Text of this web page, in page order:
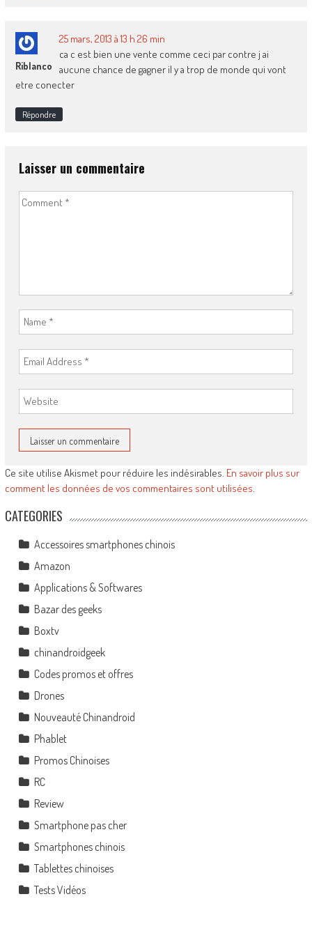
Riblanco
25 mars, 2013 à 13 h 26 min
ca c est bien une vente comme ceci par contre j ai
aucune chance de gagner il y a trop de monde qui vont
etre conecter
Répondre
Laisser un commentaire
Ce site utilise Akismet pour réduire les indésirables. En savoir plus sur
comment les données de vos commentaires sont utilisées
CATEGORIES
Accessoires smartphones chinois
Amazon
Applications & Softwares
Bazar des geeks
Boxtv
chinandroidgeek
Codes promos et offres
Drones
Nouveauté Chinandroid
Phablet
Promos Chinoises
RC
Review
Smartphone pas cher
Smartphones chinois
Tablettes chinoises
Tests Vidéos